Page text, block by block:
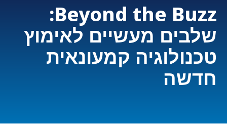
Beyond the Buzz:
שלבים מעשיים לאימוץ
טכנולוגיה קמעונאית
חדשה